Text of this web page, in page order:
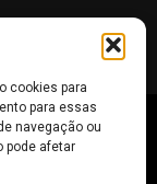
cookies para
para essas
navegação ou
pode afetar
de